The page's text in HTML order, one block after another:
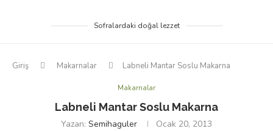
Sofralardaki doğal lezzet
Giriş Makarnalar Labneli Mantar Soslu Makarna
Makarnalar
Labneli Mantar Soslu Makarna
Yazan: Semihaguler Ocak 20, 2013